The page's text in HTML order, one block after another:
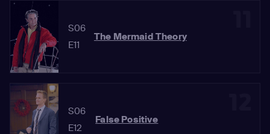
S06
E11
The Mermaid Theory
S06
E12
False Positive